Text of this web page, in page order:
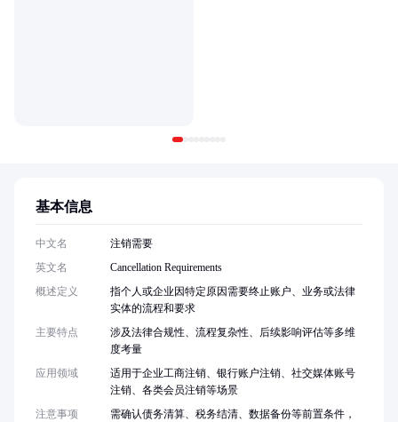
基本信息
中文名
注销需要
英文名
Cancellation Requirements
概述定义
指个人或企业因特定原因需要终止账户、业务或法律
实体的流程和要求
主要特点
涉及法律合规性、流程复杂性、后续影响评估等多维
度考量
应用领域
适用于企业工商注销、银行账户注销、社交媒体账号
注销、各类会员注销等场景
注意事项
需确认债务清算、税务结清、数据备份等前置条件，